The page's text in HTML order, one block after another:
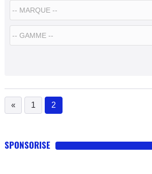
« 1 2
(current)
SPONSORISE